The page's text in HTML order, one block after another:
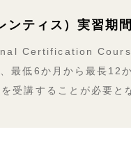
ティス）実習期間
Certification
最低6か月から最長
講することが必要と